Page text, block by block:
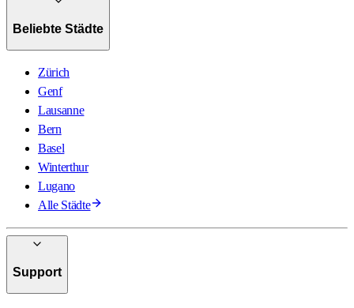
Beliebte Städte
Zürich
Genf
Lausanne
Bern
Basel
Winterthur
Lugano
Alle Städte
Support